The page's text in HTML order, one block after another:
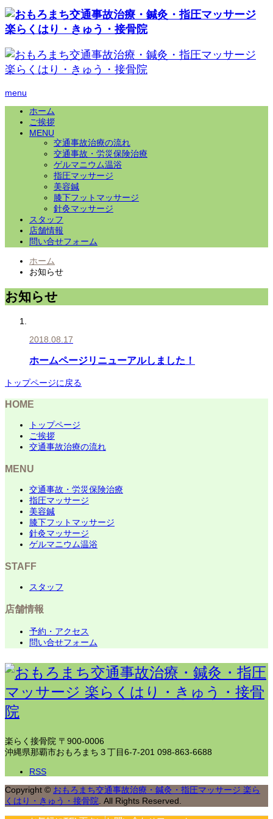
menu
ホーム
ご挨拶
MENU
交通事故治療の流れ
交通事故・労災保険治療
ゲルマニウム温浴
指圧マッサージ
美容鍼
膝下フットマッサージ
針灸マッサージ
スタッフ
店舗情報
問い合せフォーム
ホーム
お知らせ
お知らせ
2018.08.17
ホームページリニューアルしました！
トップページに戻る
HOME
トップページ
ご挨拶
交通事故治療の流れ
MENU
交通事故・労災保険治療
指圧マッサージ
美容鍼
膝下フットマッサージ
針灸マッサージ
ゲルマニウム温浴
STAFF
スタッフ
店舗情報
予約・アクセス
問い合せフォーム
楽らく接骨院 〒900-0006
沖縄県那覇市おもろまち３丁目6-7-201 098-863-6688
RSS
Copyright © おもろまち交通事故治療・鍼灸・指圧マッサージ 楽ら
くはり・きゅう・接骨院 . All Rights Reserved.